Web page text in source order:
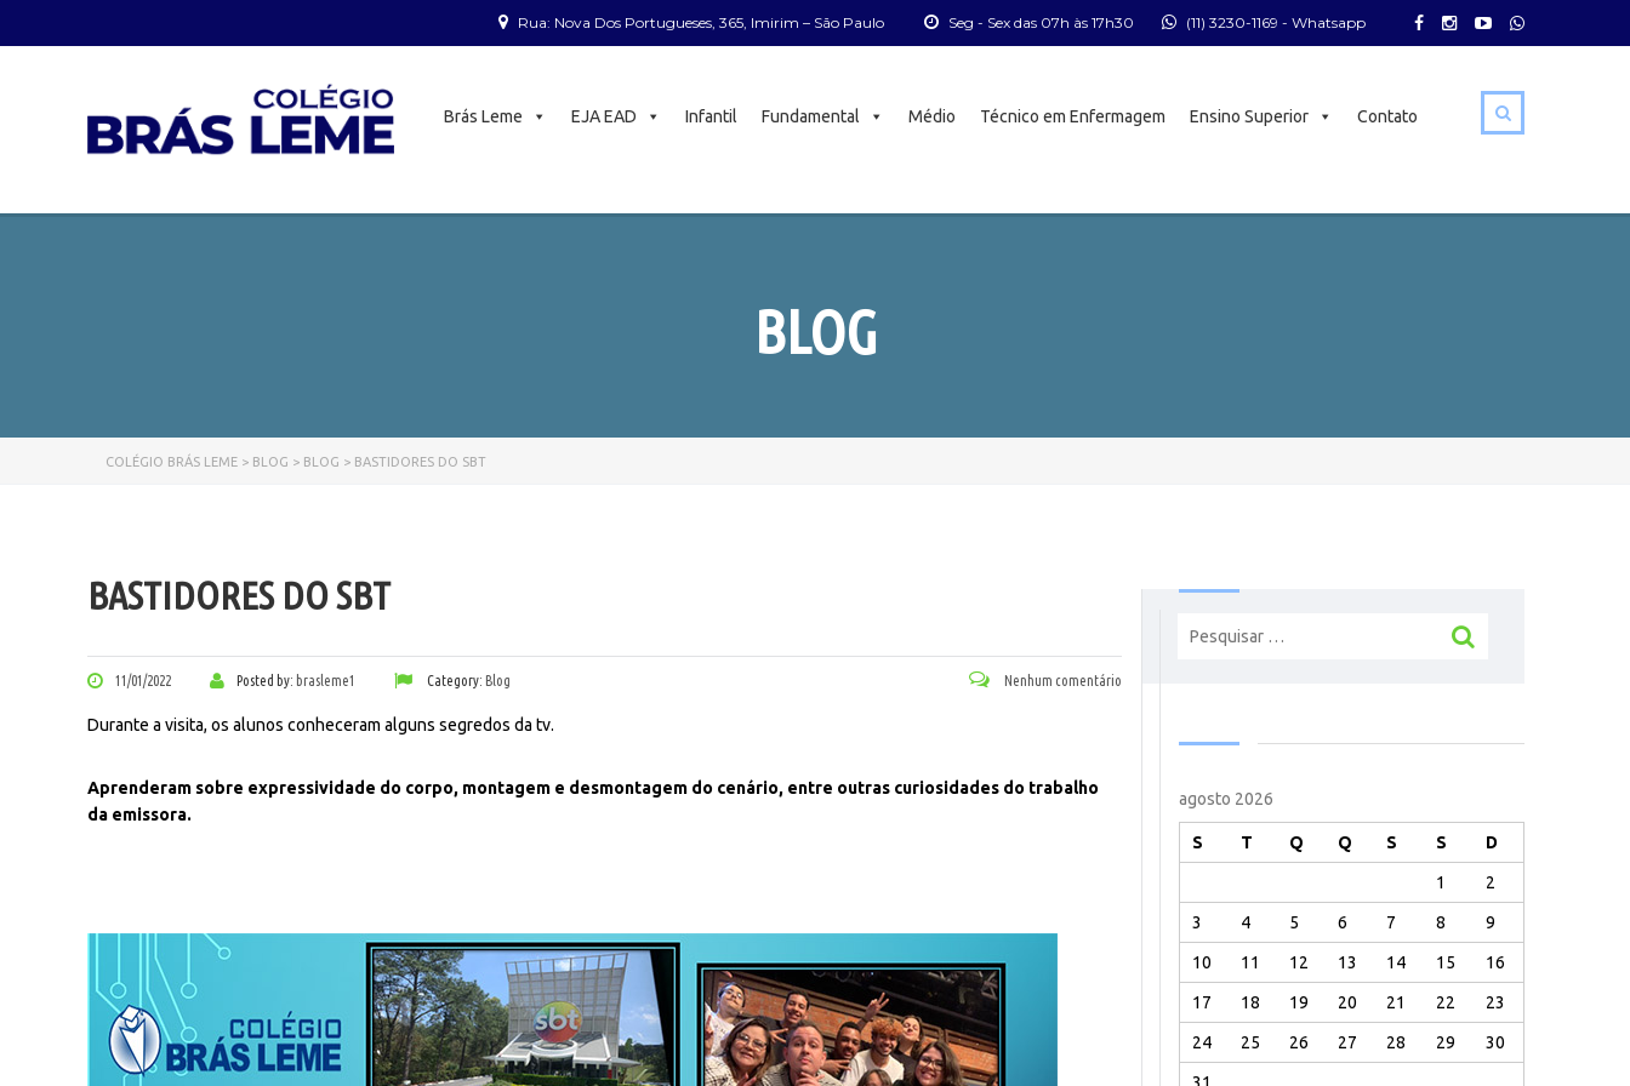
Seg - Sex das 07h às 17h30 (11) 3230-1169 - Whatsapp
Rua: Nova Dos Portugueses, 365, Imirim – São Paulo
Brás Leme EJA EAD Infantil Fundamental Médio Técnico em Enfermagem Ensino Superior Contato
BLOG
COLÉGIO BRÁS LEME > BLOG > BLOG > BASTIDORES DO SBT
BASTIDORES DO SBT
11/01/2022 Posted by: brasleme1 Category: Blog Nenhum comentário
Durante a visita, os alunos conheceram alguns segredos da tv.
Aprenderam sobre expressividade do corpo, montagem e desmontagem do cenário, entre outras curiosidades do trabalho
da emissora.
Pesquisar
agosto 2026
S T Q Q S S D
1 2
3 4 5 6 7 8 9
10 11 12 13 14 15 16
17 18 19 20 21 22 23
24 25 26 27 28 29 30